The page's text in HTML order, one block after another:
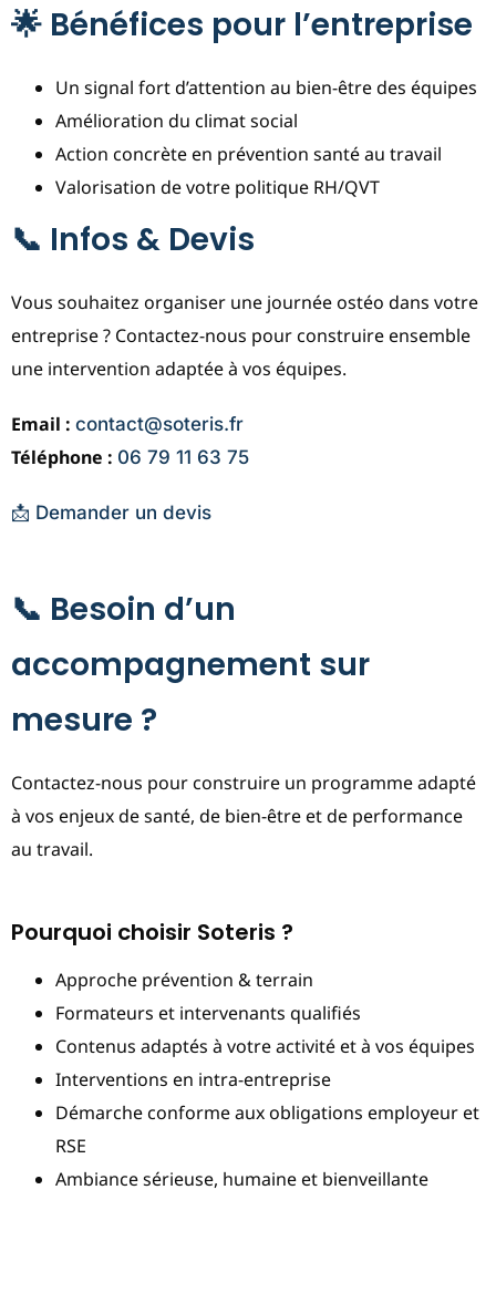
🌟 Bénéfices pour l’entreprise
Un signal fort d’attention au bien-être des équipes
Amélioration du climat social
Action concrète en prévention santé au travail
Valorisation de votre politique RH/QVT
📞 Infos & Devis
Vous souhaitez organiser une journée ostéo dans votre
entreprise ? Contactez-nous pour construire ensemble
une intervention adaptée à vos équipes.
Email : contact@soteris.fr
Téléphone : 06 79 11 63 75
📩 Demander un devis
📞 Besoin d’un
accompagnement sur
mesure ?
Contactez-nous pour construire un programme adapté
à vos enjeux de santé, de bien-être et de performance
au travail.
Pourquoi choisir Soteris ?
Approche prévention & terrain
Formateurs et intervenants qualifiés
Contenus adaptés à votre activité et à vos équipes
Interventions en intra-entreprise
Démarche conforme aux obligations employeur et
RSE
Ambiance sérieuse, humaine et bienveillante